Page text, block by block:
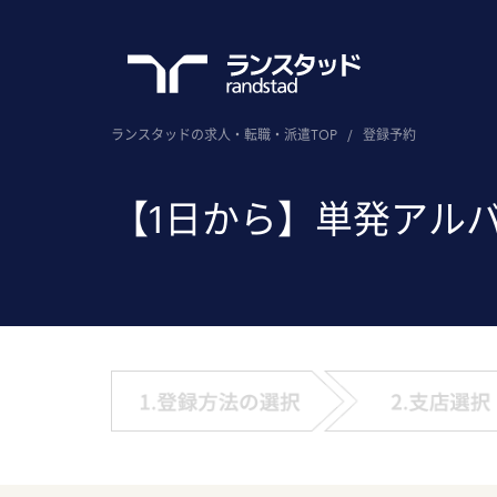
ランスタッドの求人・転職・派遣TOP / 登録予約
【1日から】単発アル